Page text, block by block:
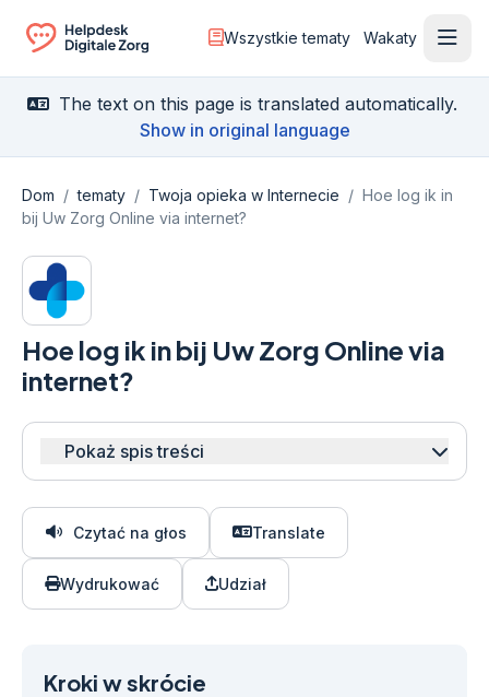
Ga naar de homepagina
Wszystkie tematy Wakaty
The text on this page is translated automatically.
Show in original language
Dom / tematy / Twoja opieka w Internecie / Hoe log ik in
bij Uw Zorg Online via internet?
Hoe log ik in bij Uw Zorg Online via
internet?
Pokaż spis treści
Czytać na głos Translate
Wydrukować Udział
Kroki w skrócie